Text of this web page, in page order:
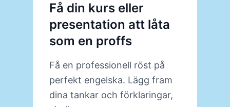
Få din kurs eller
presentation att låta
som en proffs
Få en professionell röst på
perfekt engelska. Lägg fram
dina tankar och förklaringar,